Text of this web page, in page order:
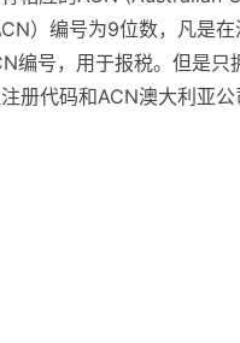
）编号为9位数，凡是
编号，用于报税。但是
册代码和ACN澳大利亚